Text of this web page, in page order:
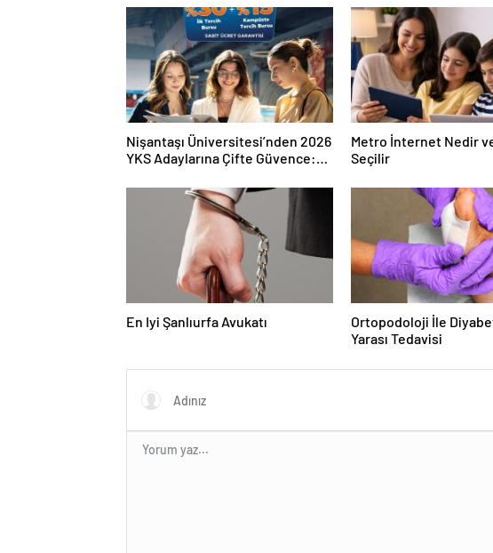
Nişantaşı Üniversitesi’nden 2026
YKS Adaylarına Çifte Güvence:
Metro İnternet Nedir
Seçilir
En Iyi Şanlıurfa Avukatı
Ortopodoloji İle
Yarası Tedavisi